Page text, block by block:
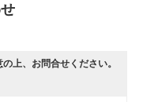
の上、お問合せください。